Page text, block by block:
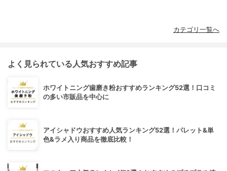
カテゴリ一覧へ
よく見られている人気おすすめ記事
ホワイトニング歯磨き粉おすすめランキング52選！口コミ
の多い市販品を中心に
アイシャドウおすすめ人気ランキング52選！パレット&単
色&ラメ入り商品を徹底比較！